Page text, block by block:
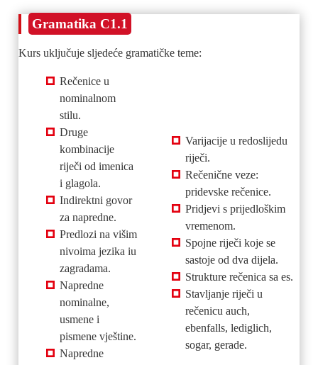
Gramatika C1.1
Kurs uključuje sljedeće gramatičke teme:
Rečenice u
nominalnom
stilu.
Druge
kombinacije
riječi od imenica
i glagola.
Indirektni govor
za napredne.
Predlozi na višim
nivoima jezika iu
zagradama.
Napredne
nominalne,
usmene i
pismene vještine.
Napredne
Varijacije u redoslijedu
riječi.
Rečenične veze:
pridevske rečenice.
Pridjevi s prijedloškim
vremenom.
Spojne riječi koje se
sastoje od dva dijela.
Strukture rečenica sa es.
Stavljanje riječi u
rečenicu auch,
ebenfalls, lediglich,
sogar, gerade.